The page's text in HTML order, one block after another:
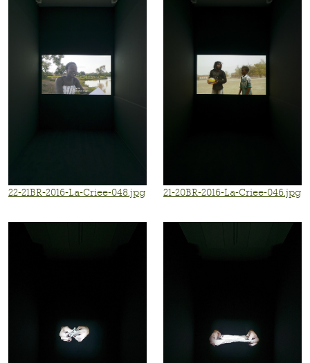
22-21BR-2016-La-Criee-048.jpg 21-20BR-2016-La-Criee-046.jpg